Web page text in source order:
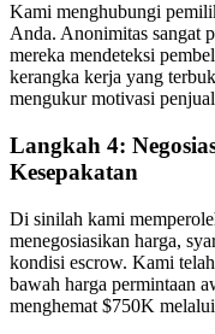
Kami menghubungi
Anda. Anonimitas sangat
mereka mendeteksi
kerangka kerja yang
mengukur motivasi
Langkah 4:
Kesepakatan
Di sinilah kami
menegosiasikan harga,
kondisi escrow. Kami
bawah harga permintaan
menghemat $750K